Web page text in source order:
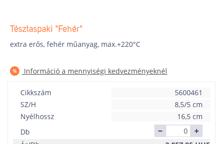
Tésztaspaki "Fehér"
extra erős, fehér műanyag, max.+220°C
Információ a mennyiségi kedvezményeknél
Cikkszám
5600461
SZ/H
8,5/5 cm
Nyélhossz
16,5 cm
Db